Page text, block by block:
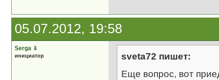
05.07.2012, 19:58
Serga ⇓
инициатор
sveta72 пишет:
Еще вопрос, вот